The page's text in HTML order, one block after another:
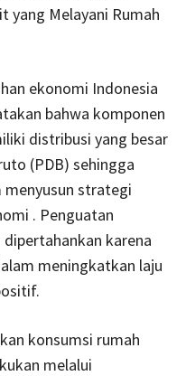
yang Melayani Rumah
ekonomi Indonesia
bahwa komponen
distribusi yang besar
(PDB) sehingga
strategi
. Penguatan
karena
meningkatkan laju
konsumsi rumah
melalui